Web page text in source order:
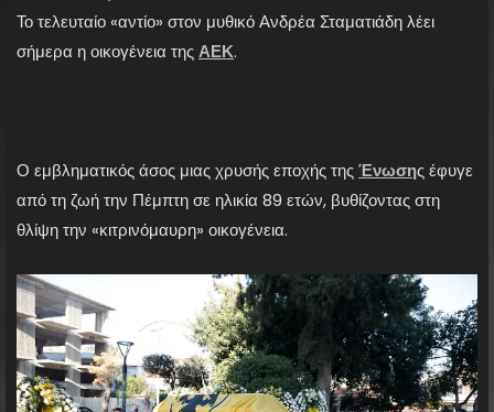
Το τελευταίο «αντίο» στον μυθικό Ανδρέα Σταματιάδη λέει
σήμερα η οικογένεια τηςΑΕΚ.
Ο εμβληματικός άσος μιας χρυσής εποχής τηςΈνωσης έφυγε
από τη ζωή την Πέμπτη σε ηλικία 89 ετών, βυθίζοντας στη
θλίψη την «κιτρινόμαυρη» οικογένεια.